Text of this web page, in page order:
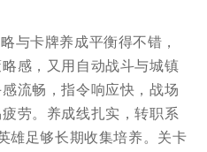
与卡牌养成平衡得不错，
感，又用自动战斗与城镇
流畅，指令响应快，战场
劳。养成线扎实，转职系
雄足够长期收集培养。关卡